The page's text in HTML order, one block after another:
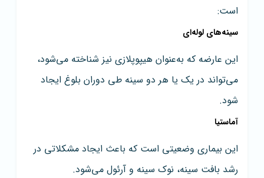
است:
سینه‌های لوله‌ای
این عارضه که به‌عنوان هیپوپلازی نیز شناخته می‌شود،
می‌تواند در یک یا هر دو سینه طی دوران بلوغ ایجاد
شود.
آماستیا
این بیماری وضعیتی است که باعث ایجاد مشکلاتی در
رشد بافت سینه، نوک سینه و آرئول می‌شود.